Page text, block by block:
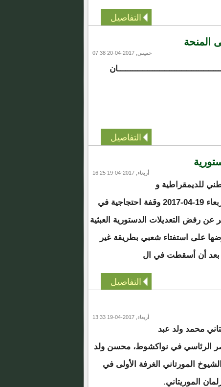
التفاصيل
المنحة
خميس, 2017-04-20 07:38
التفاصيل
أربعاء, 2017-04-19 16:25
للديمقراطية و
الوحدة صباح اليوم الأربعاء 19-04-2017 وقفة احتجاجية في
عن رفض التعديلات الدستورية العبثية
على استفتاء شعبي بطريقة غير
بعد أن أسقطت في ال
التفاصيل
أربعاء, 2017-04-19 13:33
محمد ولد عبد
الرئاسي في نواكشوط، محسن ولد
المورتاني الغرفة الأولى في
الموريتاني.